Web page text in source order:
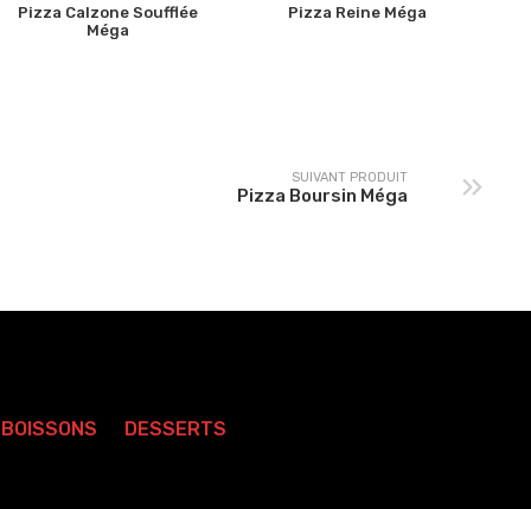
Pizza Calzone Soufflée
Méga
Pizza Reine Méga
SUIVANT PRODUIT
Pizza Boursin Méga
BOISSONS DESSERTS